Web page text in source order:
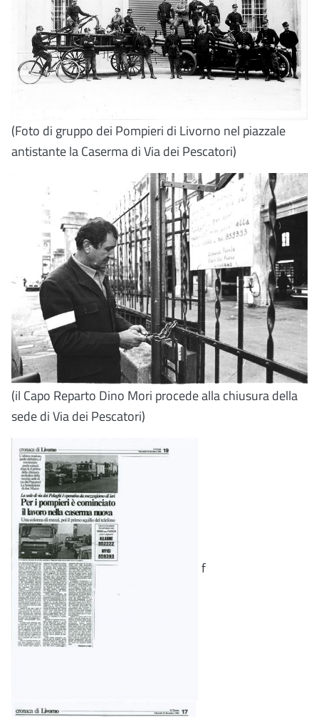
(Foto di gruppo dei Pompieri di Livorno nel piazzale
antistante la Caserma di Via dei Pescatori)
(il Capo Reparto Dino Mori procede alla chiusura della
sede di Via dei Pescatori)
f